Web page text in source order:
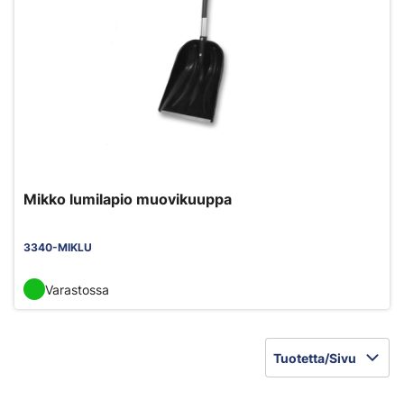
Mikko lumilapio muovikuuppa
3340-MIKLU
Varastossa
Tuotetta/Sivu